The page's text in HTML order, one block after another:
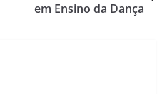
em Ensino da Dança